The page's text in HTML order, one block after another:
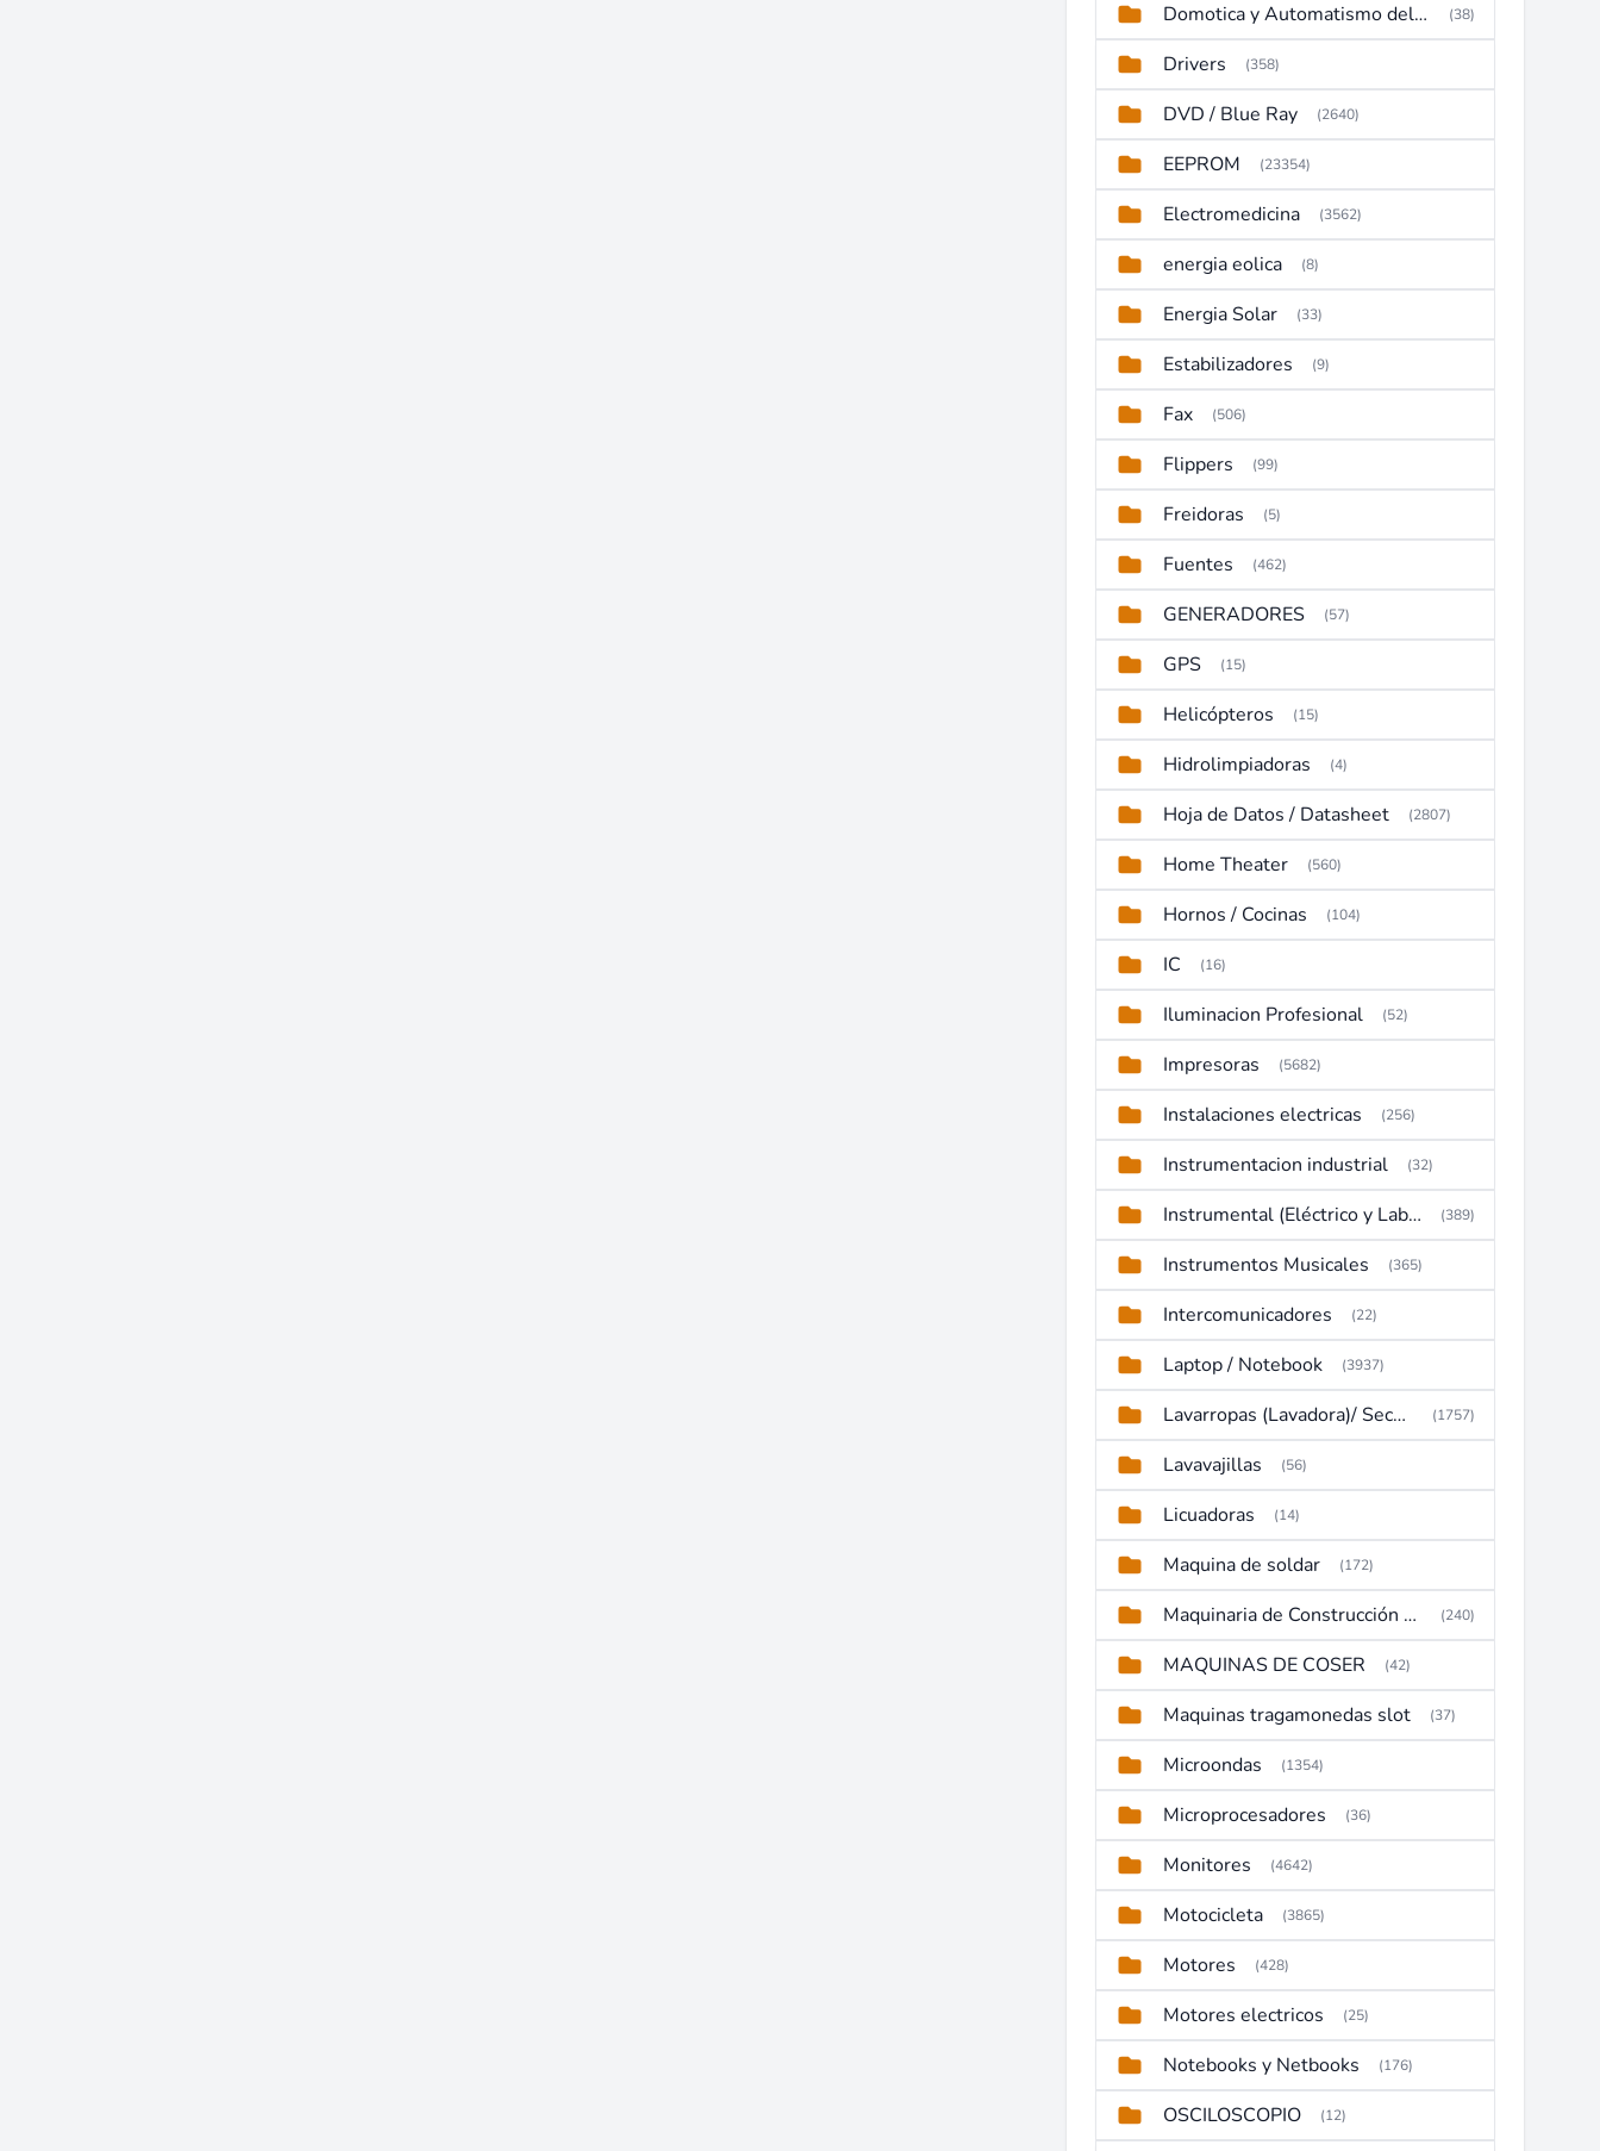
Domotica y Automatismo del hogar (38)
Drivers (358)
DVD / Blue Ray (2640)
EEPROM (23354)
Electromedicina (3562)
energia eolica (8)
Energia Solar (33)
Estabilizadores (9)
Fax (506)
Flippers (99)
Freidoras (5)
Fuentes (462)
GENERADORES (57)
GPS (15)
Helicópteros (15)
Hidrolimpiadoras (4)
Hoja de Datos / Datasheet (2807)
Home Theater (560)
Hornos / Cocinas (104)
IC (16)
Iluminacion Profesional (52)
Impresoras (5682)
Instalaciones electricas (256)
Instrumentacion industrial (32)
Instrumental (Eléctrico y Laboratorio) (389)
Instrumentos Musicales (365)
Intercomunicadores (22)
Laptop / Notebook (3937)
Lavarropas (Lavadora)/ Secadoras (1757)
Lavavajillas (56)
Licuadoras (14)
Maquina de soldar (172)
Maquinaria de Construcción (Maquinaria Pesada) (240)
MAQUINAS DE COSER (42)
Maquinas tragamonedas slot (37)
Microondas (1354)
Microprocesadores (36)
Monitores (4642)
Motocicleta (3865)
Motores (428)
Motores electricos (25)
Notebooks y Netbooks (176)
OSCILOSCOPIO (12)